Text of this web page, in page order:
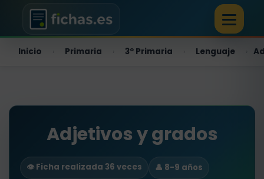
Inicio Primaria 3º Primaria Lenguaje
Adjetivos y grados
👁️ Ficha realizada 36 veces
👤 8-9 años